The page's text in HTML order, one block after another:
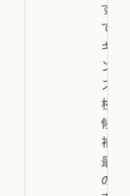
すべ
ての
キャ
ンバ
スで
検索
候
補、
最近
の検